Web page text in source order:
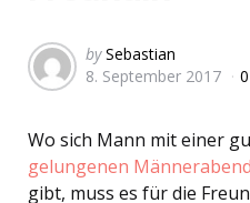
Posted
by
by Sebastian
8. September 2017
Wo sich Mann mit einer
gelungenen Männerabend
gibt, muss es für die